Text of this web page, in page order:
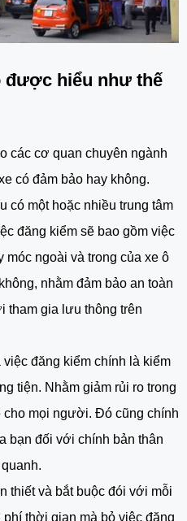
được hiểu như thế
các cơ quan chuyên ngành
có đảm bảo hay không.
có một hoặc nhiều trung tâm
đăng kiểm sẽ bao gồm việc
móc ngoài và trong của xe ô
nhằm đảm bảo an toàn
gia lưu thông trên
đăng kiểm chính là kiểm
tiện. Nhằm giảm rủi ro trong
mọi người. Đó cũng chính
bạn đối với chính bản thân
thiết và bắt buộc đói với mỗi
thời gian mà bỏ việc đăng